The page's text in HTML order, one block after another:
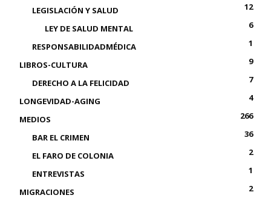
LEGISLACIÓN Y SALUD
12
LEY DE SALUD MENTAL
6
RESPONSABILIDADMÉDICA
1
LIBROS-CULTURA
9
DERECHO A LA FELICIDAD
7
LONGEVIDAD-AGING
4
MEDIOS
266
BAR EL CRIMEN
36
EL FARO DE COLONIA
2
ENTREVISTAS
1
MIGRACIONES
2